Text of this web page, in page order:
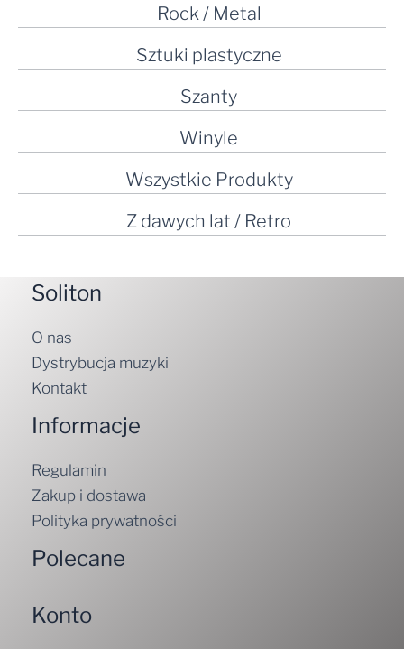
Rock / Metal
Sztuki plastyczne
Szanty
Winyle
Wszystkie Produkty
Z dawych lat / Retro
Soliton
O nas
Dystrybucja muzyki
Kontakt
Informacje
Regulamin
Zakup i dostawa
Polityka prywatności
Polecane
Konto